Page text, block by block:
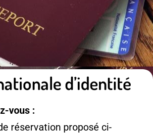
d’identité
vous :
réservation proposé ci-